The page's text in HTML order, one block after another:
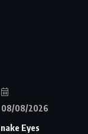
08/08/2026
Eyes